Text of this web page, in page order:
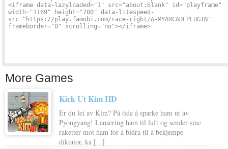
More Games
Kick Ut Kim HD
Er du lei av Kim? På tide å sparke ham ut av
Pyongyang! Lansering ham til luft og sender sine
raketter mot ham for å bidra til å bekjempe
diktator, ka [...]